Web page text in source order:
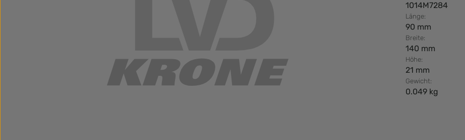
1014M7284
Länge:
90 mm
Breite:
140 mm
Höhe:
21 mm
Gewicht:
0.049 kg